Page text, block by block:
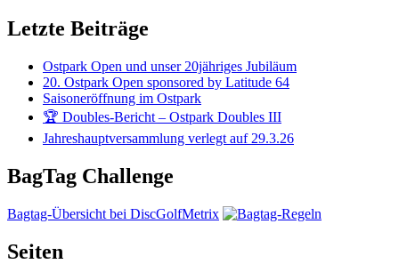
Letzte Beiträge
Ostpark Open und unser 20jähriges Jubiläum
20. Ostpark Open sponsored by Latitude 64
Saisoneröffnung im Ostpark
🏆 Doubles-Bericht – Ostpark Doubles III
Jahreshauptversammlung verlegt auf 29.3.26
BagTag Challenge
Bagtag-Übersicht bei DiscGolfMetrix
Seiten